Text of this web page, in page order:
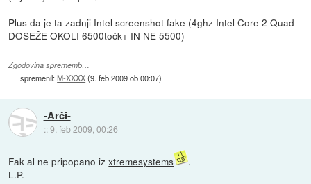
Plus da je ta zadnji Intel screenshot fake (4ghz Intel Core 2 Quad
DOSEŽE OKOLI 6500točk+ IN NE 5500)
Zgodovina sprememb…
spremenil:M-XXXX(9. feb 2009 ob 00:07)
-Arči-
::9. feb 2009, 00:26
Fak al ne pripopano izxtremesystems
.
L.P.